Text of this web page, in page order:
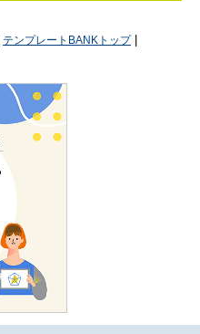
テンプレートBANKトップ|